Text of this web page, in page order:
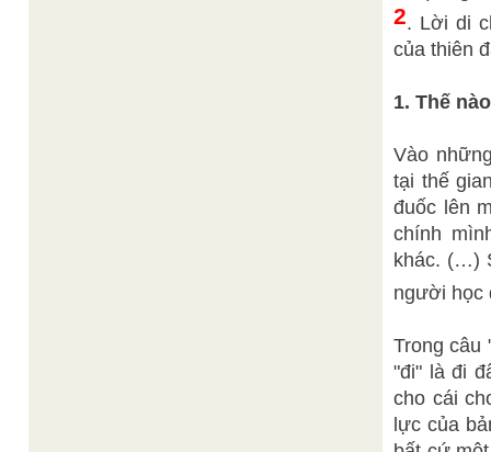
2. Lời di
của thiên
1. Thế
Vào
tại thế
đuốc lên
chính
khác. (…)
người học
Trong câu
"đi" là đi
cho cái
lực của